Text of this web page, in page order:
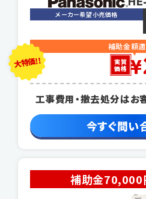
大特価!!
メーカー希望小売価格
補助金額
実質
価格 ¥
工事費用・撤去処分はお
今すぐ問い
補助金70,000